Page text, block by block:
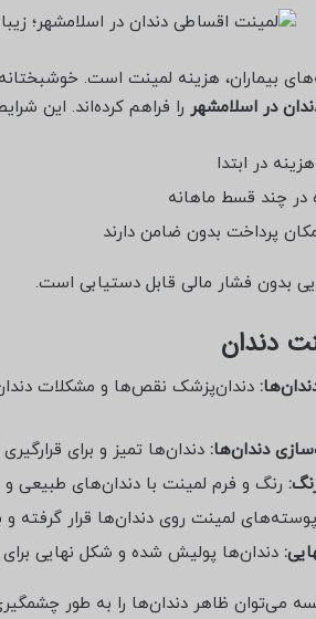
بیماران، هزینه لمینت است.
در اسلامشهر را فراهم کرده‌اند. این
در ابتدا
در چند قسط ماهانه
پرداخت بدون ضامن دارند
بدون فشار مالی قابل دستیابی است.
دندان
دندان‌پزشک نقص‌ها و مشکلات
دندان‌ها: دندان‌ها تمیز و برای
رنگ و فرم لمینت با دندان‌های
پوسته‌های لمینت روی دندان‌ها قرار
دندان‌ها پولیش شده و شکل نهایی
می‌توان ظاهر دندان‌ها را به طور